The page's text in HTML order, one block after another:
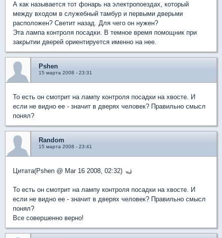
А как называется тот фонарь на электропоездах, который
между входом в служебный тамбур и первыми дверьми
расположен? Светит назад. Для чего он нужен?
Эта лампа контроля посадки. В темное время помощник при
закрытии дверей ориентируется именно на нее.
Pshen
15 марта 2008 - 23:31
То есть он смотрит на лампу контроля посадки на хвосте. И
если не видно ее - значит в дверях человек? Правильно смысл
понял?
Random
15 марта 2008 - 23:41
Цитата(Pshen @ Mar 16 2008, 02:32)
То есть он смотрит на лампу контроля посадки на хвосте. И
если не видно ее - значит в дверях человек? Правильно смысл
понял?
Все совершенно верно!